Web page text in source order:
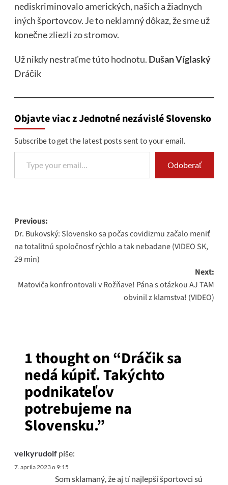
nediskriminovalo amerických, našich a žiadnych
iných športovcov. Je to neklamný dôkaz, že sme už
konečne zliezli zo stromov.
Už nikdy nestraťme túto hodnotu. Dušan Víglaský
Dráčik
Objavte viac z Jednotné nezávislé Slovensko
Subscribe to get the latest posts sent to your email.
Type your email…
Odoberať
Post
navigation
Previous:
Dr. Bukovský: Slovensko sa počas covidizmu začalo meniť
na totalitnú spoločnosť rýchlo a tak nebadane (VIDEO SK,
29 min)
Next:
Matoviča konfrontovali v Rožňave! Pána s otázkou AJ TAM
obvinil z klamstva! (VIDEO)
1 thought on “Dráčik sa
nedá kúpiť. Takýchto
podnikateľov
potrebujeme na
Slovensku.”
velkyrudolf píše:
7. apríla 2023 o 9:15
Som sklamaný, že aj tí najlepší športovci sú